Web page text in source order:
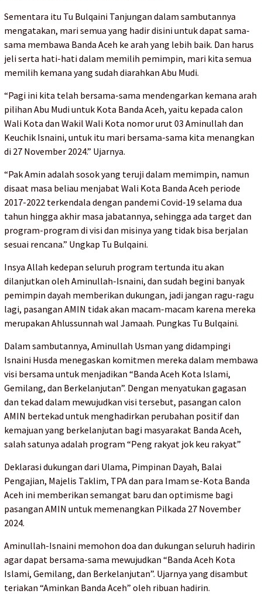
Sementara itu Tu Bulqaini Tanjungan dalam sambutannya
mengatakan, mari semua yang hadir disini untuk dapat sama-
sama membawa Banda Aceh ke arah yang lebih baik. Dan harus
jeli serta hati-hati dalam memilih pemimpin, mari kita semua
memilih kemana yang sudah diarahkan Abu Mudi.
“Pagi ini kita telah bersama-sama mendengarkan kemana arah
pilihan Abu Mudi untuk Kota Banda Aceh, yaitu kepada calon
Wali Kota dan Wakil Wali Kota nomor urut 03 Aminullah dan
Keuchik Isnaini, untuk itu mari bersama-sama kita menangkan
di 27 November 2024.” Ujarnya.
“Pak Amin adalah sosok yang teruji dalam memimpin, namun
disaat masa beliau menjabat Wali Kota Banda Aceh periode
2017-2022 terkendala dengan pandemi Covid-19 selama dua
tahun hingga akhir masa jabatannya, sehingga ada target dan
program-program di visi dan misinya yang tidak bisa berjalan
sesuai rencana.” Ungkap Tu Bulqaini.
Insya Allah kedepan seluruh program tertunda itu akan
dilanjutkan oleh Aminullah-Isnaini, dan sudah begini banyak
pemimpin dayah memberikan dukungan, jadi jangan ragu-ragu
lagi, pasangan AMIN tidak akan macam-macam karena mereka
merupakan Ahlussunnah wal Jamaah. Pungkas Tu Bulqaini.
Dalam sambutannya, Aminullah Usman yang didampingi
Isnaini Husda menegaskan komitmen mereka dalam membawa
visi bersama untuk menjadikan “Banda Aceh Kota Islami,
Gemilang, dan Berkelanjutan”. Dengan menyatukan gagasan
dan tekad dalam mewujudkan visi tersebut, pasangan calon
AMIN bertekad untuk menghadirkan perubahan positif dan
kemajuan yang berkelanjutan bagi masyarakat Banda Aceh,
salah satunya adalah program “Peng rakyat jok keu rakyat”
Deklarasi dukungan dari Ulama, Pimpinan Dayah, Balai
Pengajian, Majelis Taklim, TPA dan para Imam se-Kota Banda
Aceh ini memberikan semangat baru dan optimisme bagi
pasangan AMIN untuk memenangkan Pilkada 27 November
2024.
Aminullah-Isnaini memohon doa dan dukungan seluruh hadirin
agar dapat bersama-sama mewujudkan “Banda Aceh Kota
Islami, Gemilang, dan Berkelanjutan”. Ujarnya yang disambut
teriakan “Aminkan Banda Aceh” oleh ribuan hadirin.